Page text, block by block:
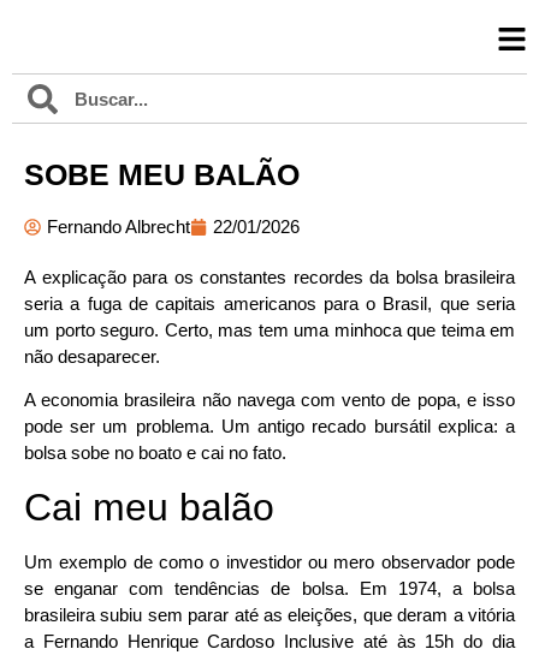
SOBE MEU BALÃO
Fernando Albrecht 22/01/2026
A explicação para os constantes recordes da bolsa brasileira
seria a fuga de capitais americanos para o Brasil, que seria
um porto seguro. Certo, mas tem uma minhoca que teima em
não desaparecer.
A economia brasileira não navega com vento de popa, e isso
pode ser um problema. Um antigo recado bursátil explica: a
bolsa sobe no boato e cai no fato.
Cai meu balão
Um exemplo de como o investidor ou mero observador pode
se enganar com tendências de bolsa. Em 1974, a bolsa
brasileira subiu sem parar até as eleições, que deram a vitória
a Fernando Henrique Cardoso Inclusive até às 15h do dia